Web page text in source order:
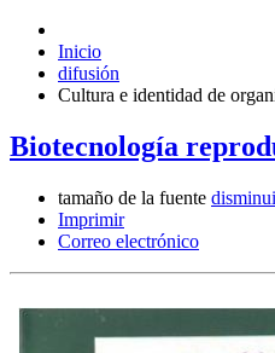
Inicio
difusión
Cultura e identidad de
Biotecnología
tamaño de la fuente
Imprimir
Correo electrónico